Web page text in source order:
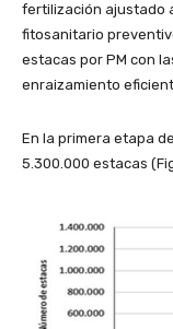
fertilización ajustado
fitosanitario
estacas por PM con
enraizamiento
En la primera etapa
5.300.000 estacas